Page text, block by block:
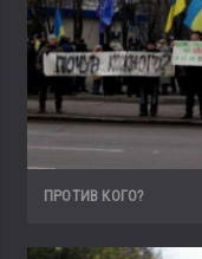
ПРОТИВ КОГО?